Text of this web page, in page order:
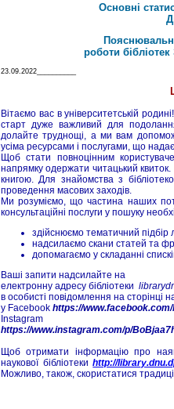
Основні
роботи
23.09.2022__________
Вітаємо вас в університетській
старт дуже важливий для
долайте труднощі, а ми вам
усіма ресурсами і послугами, що надає
Щоб стати повноцінним
напрямку одержати читацький
книгою. Для знайомства з
проведення масових заходів.
Ми розуміємо, що частина наших
консультаційні послуги у пошуку
здійснюємо тематичний підбір
надсилаємо скани статей та
допомагаємо у складанні
Ваші запити надсилайте на
електронну адресу бібліотеки
в особисті повідомлення на сторінці
у Facebook https://
Instagram
https://www.instagram.com/p/
Щоб отримати інформацію про
наукової бібліотекиhttp://
Можливо, також, скористатися